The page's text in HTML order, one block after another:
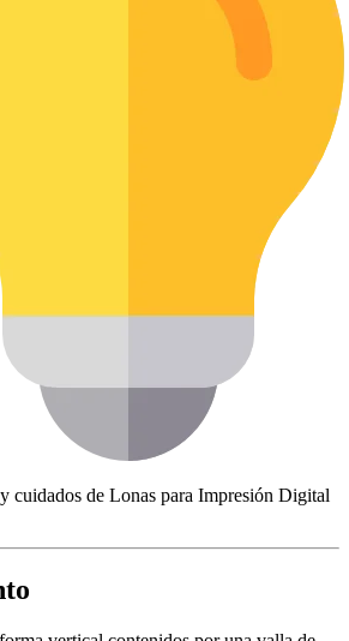
cuidados de Lonas para Impresión Digital